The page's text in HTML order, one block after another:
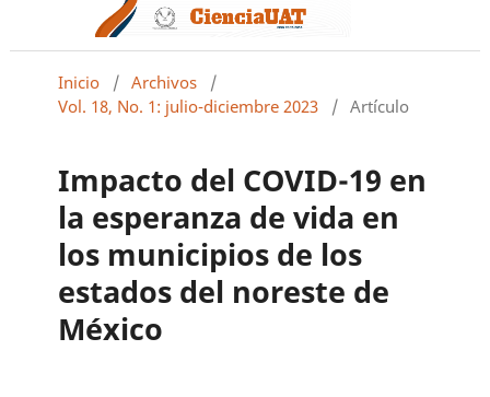
Inicio / Archivos
/
Vol. 18, No. 1: julio-diciembre 2023
/ Artículo
Impacto del COVID-19 en
la esperanza de vida en
los municipios de los
estados del noreste de
México